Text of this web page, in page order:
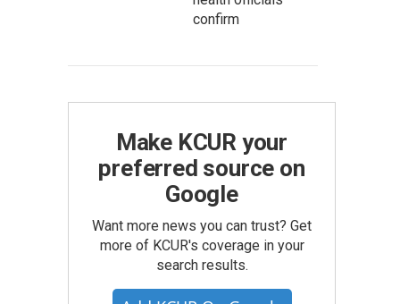
confirm
Make KCUR your
preferred source on
Google
Want more news you can trust? Get
more of KCUR's coverage in your
search results.